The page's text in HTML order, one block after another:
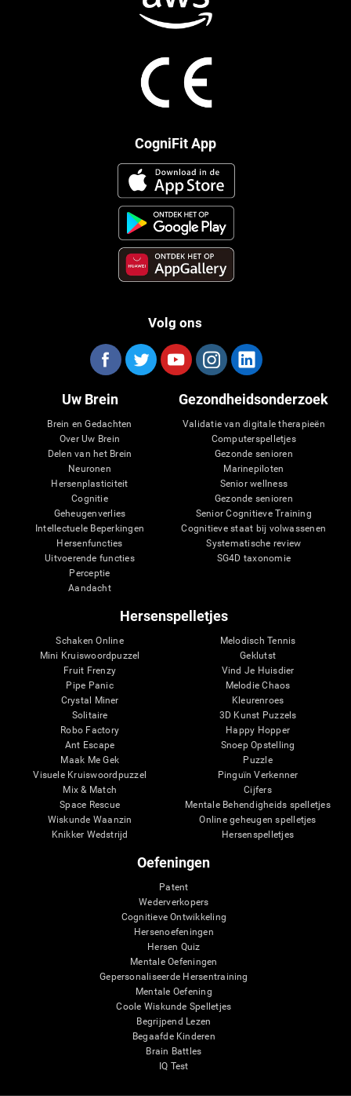
CogniFit App
Volg ons
Uw Brein
Brein en Gedachten
Over Uw Brein
Delen van het Brein
Neuronen
Hersenplasticiteit
Cognitie
Geheugenverlies
Intellectuele Beperkingen
Hersenfuncties
Uitvoerende functies
Perceptie
Aandacht
Gezondheidsonderzoek
Validatie van digitale therapieën
Computerspelletjes
Gezonde senioren
Marinepiloten
Senior wellness
Gezonde senioren
Senior Cognitieve Training
Cognitieve staat bij volwassenen
Systematische review
SG4D taxonomie
Hersenspelletjes
Schaken Online
Mini Kruiswoordpuzzel
Fruit Frenzy
Pipe Panic
Crystal Miner
Solitaire
Robo Factory
Ant Escape
Maak Me Gek
Visuele Kruiswoordpuzzel
Mix & Match
Space Rescue
Wiskunde Waanzin
Knikker Wedstrijd
Melodisch Tennis
Geklutst
Vind Je Huisdier
Melodie Chaos
Kleurenroes
3D Kunst Puzzels
Happy Hopper
Snoep Opstelling
Puzzle
Pinguïn Verkenner
Cijfers
Mentale Behendigheids spelletjes
Online geheugen spelletjes
Hersenspelletjes
Oefeningen
Patent
Wederverkopers
Cognitieve Ontwikkeling
Hersenoefeningen
Hersen Quiz
Mentale Oefeningen
Gepersonaliseerde Hersentraining
Mentale Oefening
Coole Wiskunde Spelletjes
Begrijpend Lezen
Begaafde Kinderen
Brain Battles
IQ Test